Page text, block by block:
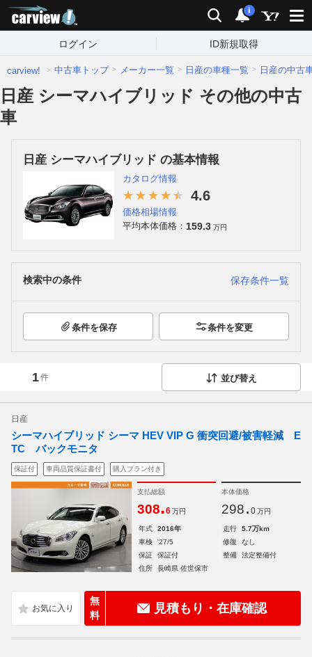
検索 通知
i
ログイン ID新規取得
carview! 中古車トップ メーカー一覧 日産の車種一覧 日産の中古
日産 シーマハイブリッド その他の中古
車
日産 シーマハイブリッド の基本情報
カタログ情報
4.6
価格相場情報
平均本体価格： 159.3 万円
検索中の条件 保存条件一覧
条件を保存 条件を変更
1件 並び替え
日産
シーマハイブリッド シーマ HEV VIP G 衝突回避/被害軽減 E
TC バックモニタ
保証付 車両品質保証書付 購入プラン付き
支払総額
308.6 万円
本体価格
298. 0 万円
年式 2016年 走行
5.7万km
車検
'27/5 修復
なし
保証
保証付 整備
法定整備付
住所
長崎県 佐世保市
無
料
見積もり・在庫確認